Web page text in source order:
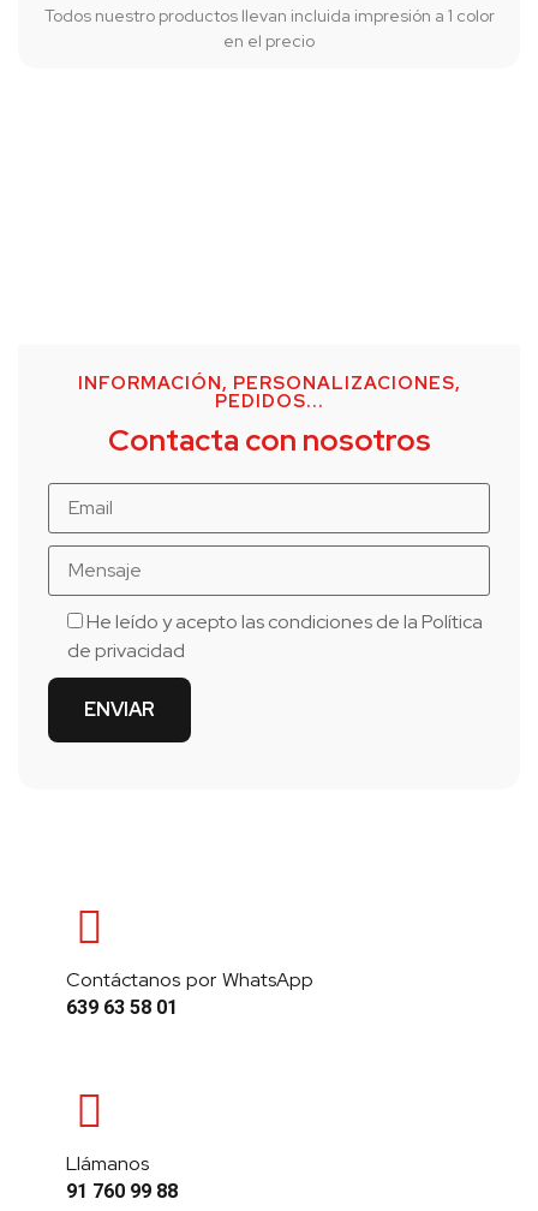
Todos nuestro productos llevan incluida impresión a 1 color
en el precio
INFORMACIÓN, PERSONALIZACIONES,
PEDIDOS...
Contacta con nosotros
He leído y acepto las condiciones de laPolítica
de privacidad
Contáctanos por WhatsApp
639 63 58 01
Llámanos
91 760 99 88